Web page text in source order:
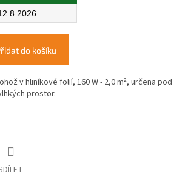
do košíku
v hliníkové folií, 160 W - 2,0 m², určena pod
prostor.